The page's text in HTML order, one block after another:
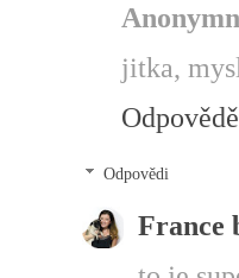
jitka,
Odpovědi
France